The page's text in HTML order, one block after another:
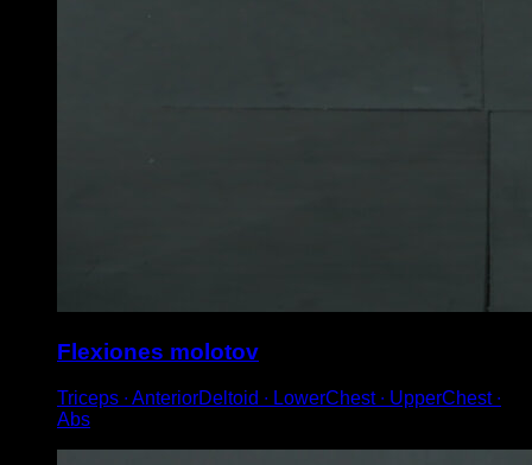
Flexiones molotov
Triceps ∙ AnteriorDeltoid ∙ LowerChest ∙ UpperChest ∙
Abs